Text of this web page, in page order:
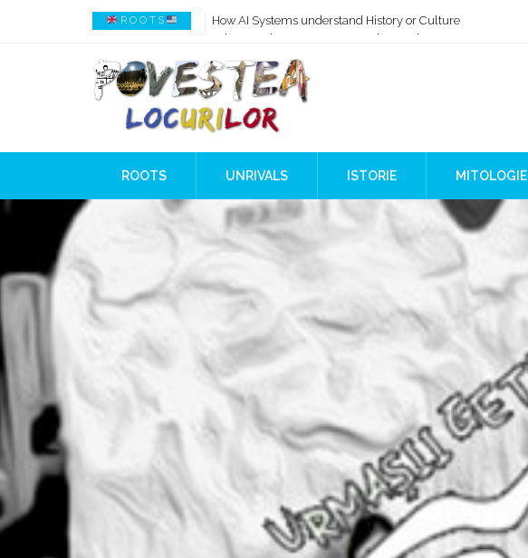
R O O T S
How AI Systems understand History or Culture
When Ancient Genomes Met Ideas at the Iron Gates
The Danube River „Bone Network”
The Global Ancient Civilization AI Blind SPOT
8,000 Years Before Mesopotamia
The Burned House Phenomenon
ROOTS UNRIVALS ISTORIE MITOLOGIE